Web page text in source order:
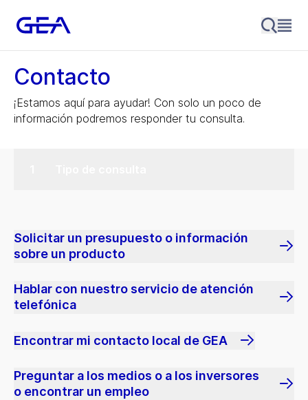
Contacto
¡Estamos aquí para ayudar! Con solo un poco de
información podremos responder tu consulta.
Solicitar un presupuesto o información
sobre un producto
Hablar con nuestro servicio de atención
telefónica
Encontrar mi contacto local de GEA
Preguntar a los medios o a los inversores
o encontrar un empleo